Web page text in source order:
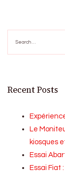
for:
Recent Posts
Le
kiosques
Essai
Essai Fiat